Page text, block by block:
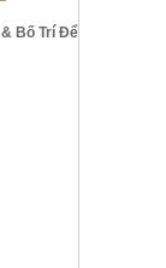
KIỂU
HIỆN ĐẠI
Bố Trí Để